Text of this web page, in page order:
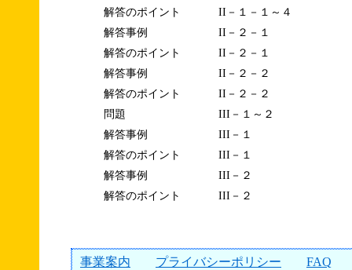
解答のポイント
II－１－１～４
解答事例
II－２－１
解答のポイント
II－２－１
解答事例
II－２－２
解答のポイント
II－２－２
問題
III－１～２
解答事例
III－１
解答のポイント
III－１
解答事例
III－２
解答のポイント
III－２
事業案内 プライバシーポリシー
FAQ